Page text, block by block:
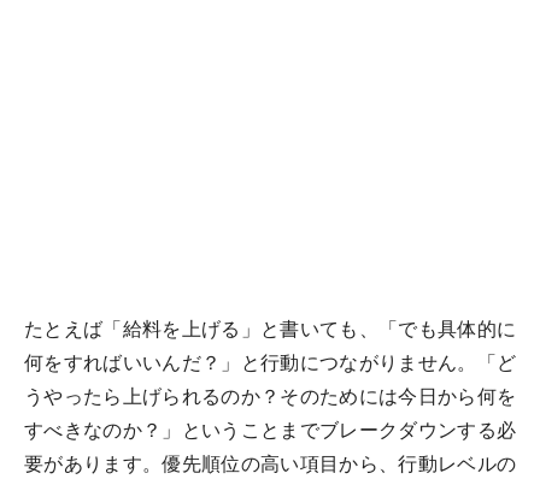
たとえば「給料を上げる」と書いても、「でも具体的に
何をすればいいんだ？」と行動につながりません。「ど
うやったら上げられるのか？そのためには今日から何を
すべきなのか？」ということまでブレークダウンする必
要があります。優先順位の高い項目から、行動レベルの